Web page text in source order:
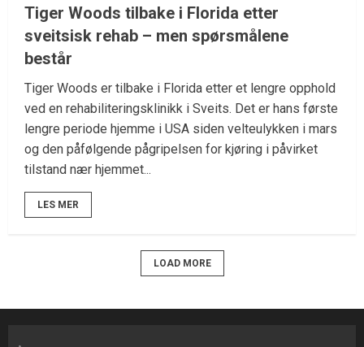
Tiger Woods tilbake i Florida etter
sveitsisk rehab – men spørsmålene
består
Tiger Woods er tilbake i Florida etter et lengre opphold
ved en rehabiliteringsklinikk i Sveits. Det er hans første
lengre periode hjemme i USA siden velteulykken i mars
og den påfølgende pågripelsen for kjøring i påvirket
tilstand nær hjemmet...
LES MER
LOAD MORE